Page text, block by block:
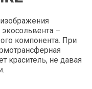
–
компонента. При
краситель, не давая